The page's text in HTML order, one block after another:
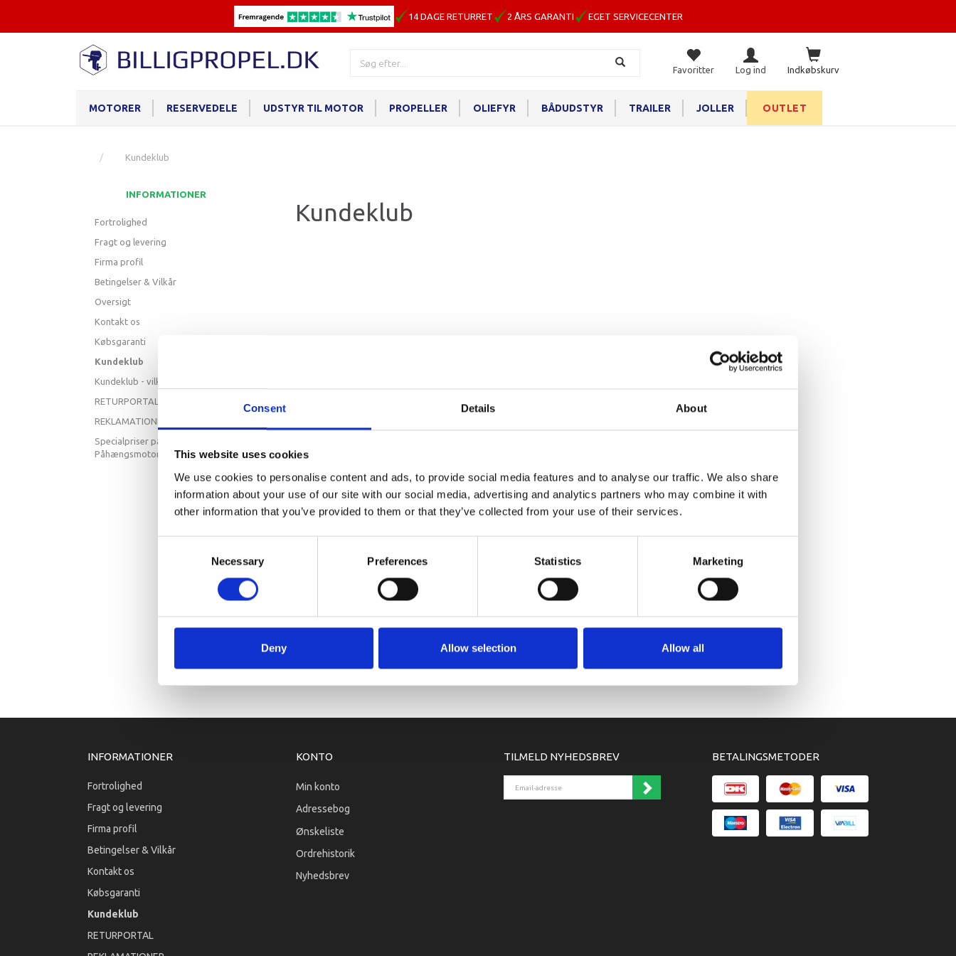
Consent Details About
This website uses cookies
We use cookies to personalise content and ads, to provide social media features and to analyse our traffic. We also share
information about your use of our site with our social media, advertising and analytics partners who may combine it with
other information that you’ve provided to them or that they’ve collected from your use of their services.
Necessary Preferences Statistics Marketing
Deny Allow selection Allow all
14 DAGE RETURRET 2 ÅRS GARANTI EGET SERVICECENTER
Indkøbskurv
Favoritter Log ind
MOTORER RESERVEDELE UDSTYR TIL MOTOR PROPELLER OLIEFYR BÅDUDSTYR TRAILER JOLLER OUTLET
Kundeklub
INFORMATIONER
Fortrolighed
Fragt og levering
Firma profil
Betingelser & Vilkår
Oversigt
Kontakt os
Købsgaranti
Kundeklub
Kundeklub - vilkår og betingelser
RETURPORTAL
REKLAMATIONER
Specialpriser på Hidea
Påhængsmotorer
Kundeklub
INFORMATIONER
Fortrolighed
Fragt og levering
Firma profil
Betingelser & Vilkår
Kontakt os
Købsgaranti
Kundeklub
RETURPORTAL
KONTO
Min konto
Adressebog
Ønskeliste
Ordrehistorik
Nyhedsbrev
TILMELD NYHEDSBREV BETALINGSMETODER